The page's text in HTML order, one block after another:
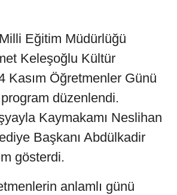
Eğitim Müdürlüğü
Keleşoğlu Kültür
Kasım Öğretmenler Günü
program düzenlendi.
Kaymakamı Neslihan
Başkanı Abdülkadir
gösterdi.
anlamlı günü